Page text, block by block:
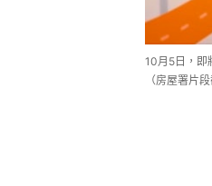
10月5日，即
（房屋署片段